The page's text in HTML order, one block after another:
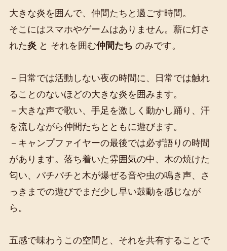
大きな炎を囲んで、仲間たちと過ごす時間。
そこにはスマホやゲームはありません。薪に灯さ
れた炎 と それを囲む仲間たち のみです。
－日常では活動しない夜の時間に、日常では触れ
ることのないほどの大きな炎を囲みます。
－大きな声で歌い、手足を激しく動かし踊り、汗
を流しながら仲間たちとともに遊びます。
－キャンプファイヤーの最後では必ず語りの時間
があります。落ち着いた雰囲気の中、木の焼けた
匂い、パチパチと木が爆ぜる音や虫の鳴き声、さ
っきまでの遊びでまだ少し早い鼓動を感じなが
ら。
五感で味わうこの空間と、それを共有することで